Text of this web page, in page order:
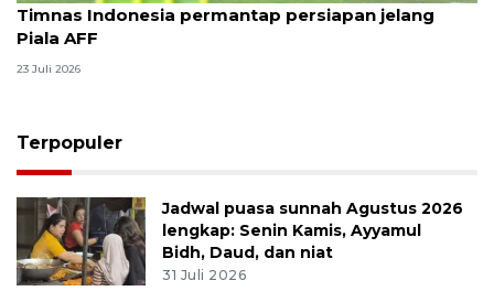
Timnas Indonesia permantap persiapan jelang
Piala AFF
23 Juli 2026
Terpopuler
Jadwal puasa sunnah Agustus 2026
lengkap: Senin Kamis, Ayyamul
Bidh, Daud, dan niat
31 Juli 2026